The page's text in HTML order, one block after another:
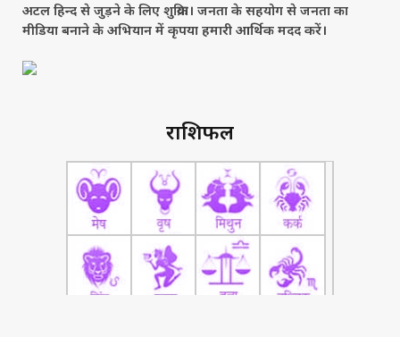
अटल हिन्द से जुड़ने के लिए शुक्रिया। जनता के सहयोग से जनता का
मीडिया बनाने के अभियान में कृपया हमारी आर्थिक मदद करें।
राशिफल